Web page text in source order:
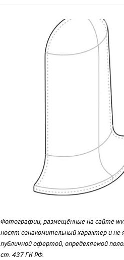
Фотографии, размещённые на сайте
носят ознакомительный характер и не
публичной офертой, определяемой
ст. 437 ГК РФ.